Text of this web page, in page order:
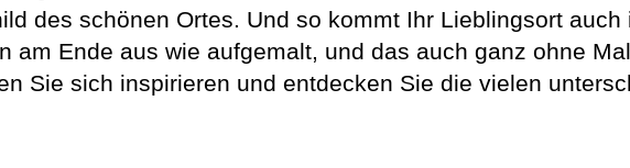
des schönen Ortes. Und so kommt Ihr Lieblingsort
am Ende aus wie aufgemalt, und das auch ganz ohne
Sie sich inspirieren und entdecken Sie die vielen